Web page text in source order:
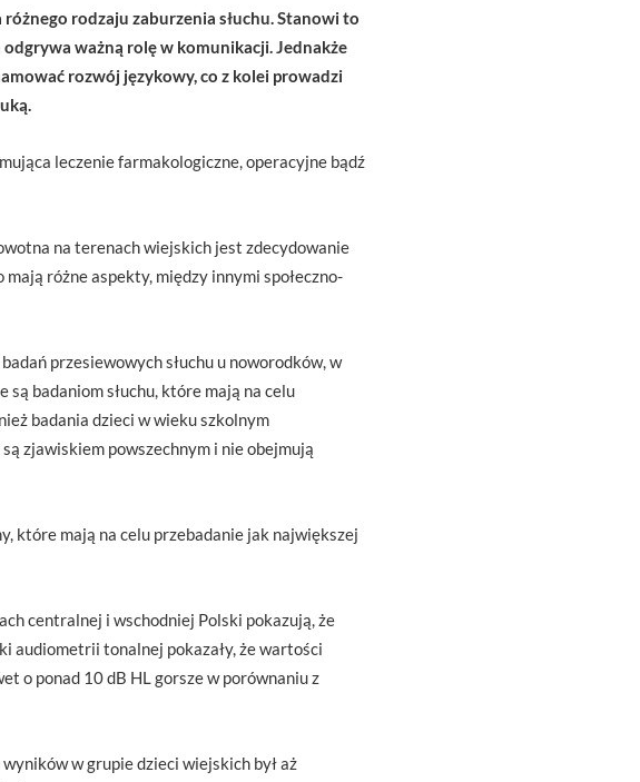
rodzaju zaburzenia słuchu. Stanowi to
ważną rolę w komunikacji. Jednakże
rozwój językowy, co z kolei prowadzi
leczenie farmakologiczne, operacyjne bądź
na terenach wiejskich jest zdecydowanie
różne aspekty, między innymi społeczno-
przesiewowych słuchu u noworodków, w
badaniom słuchu, które mają na celu
badania dzieci w wieku szkolnym
zjawiskiem powszechnym i nie obejmują
które mają na celu przebadanie jak największej
centralnej i wschodniej Polski pokazują, że
audiometrii tonalnej pokazały, że wartości
o ponad 10 dB HL gorsze w porównaniu z
w grupie dzieci wiejskich był aż